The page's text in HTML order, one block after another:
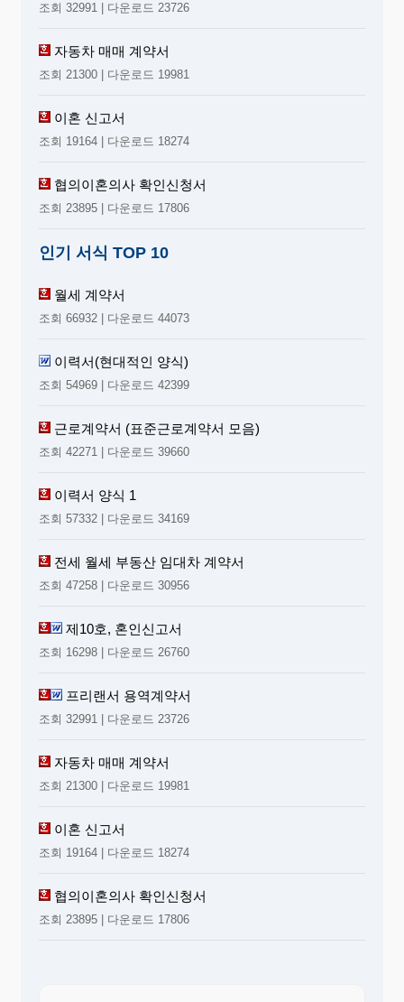
조회 32991 | 다운로드 23726
자동차 매매 계약서
조회 21300 | 다운로드 19981
이혼 신고서
조회 19164 | 다운로드 18274
협의이혼의사 확인신청서
조회 23895 | 다운로드 17806
인기 서식 TOP 10
월세 계약서
조회 66932 | 다운로드 44073
이력서(현대적인 양식)
조회 54969 | 다운로드 42399
근로계약서 (표준근로계약서 모음)
조회 42271 | 다운로드 39660
이력서 양식 1
조회 57332 | 다운로드 34169
전세 월세 부동산 임대차 계약서
조회 47258 | 다운로드 30956
제10호, 혼인신고서
조회 16298 | 다운로드 26760
프리랜서 용역계약서
조회 32991 | 다운로드 23726
자동차 매매 계약서
조회 21300 | 다운로드 19981
이혼 신고서
조회 19164 | 다운로드 18274
협의이혼의사 확인신청서
조회 23895 | 다운로드 17806